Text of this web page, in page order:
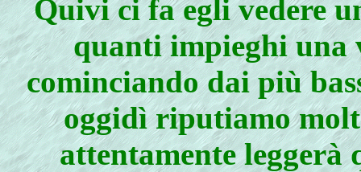
Quivi ci fa egli vedere
quanti impieghi una
cominciando dai più
oggidì riputiamo
attentamente leggerà